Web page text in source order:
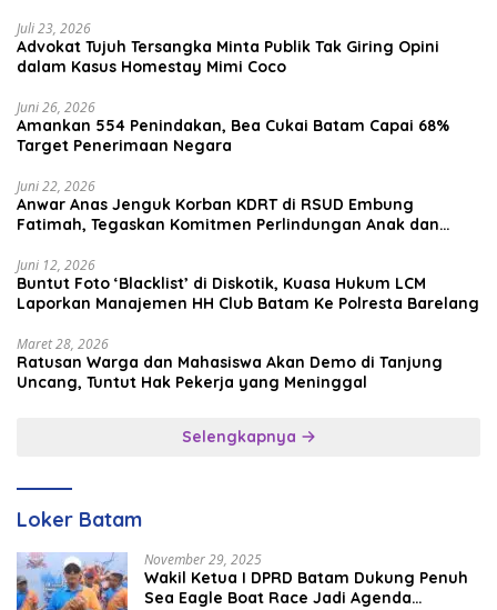
Juli 23, 2026
Advokat Tujuh Tersangka Minta Publik Tak Giring Opini
dalam Kasus Homestay Mimi Coco
Juni 26, 2026
Amankan 554 Penindakan, Bea Cukai Batam Capai 68%
Target Penerimaan Negara
Juni 22, 2026
Anwar Anas Jenguk Korban KDRT di RSUD Embung
Fatimah, Tegaskan Komitmen Perlindungan Anak dan
Juni 12, 2026
Buntut Foto ‘Blacklist’ di Diskotik, Kuasa Hukum LCM
Laporkan Manajemen HH Club Batam Ke Polresta Barelang
Maret 28, 2026
Ratusan Warga dan Mahasiswa Akan Demo di Tanjung
Uncang, Tuntut Hak Pekerja yang Meninggal
Selengkapnya
Loker Batam
November 29, 2025
Wakil Ketua I DPRD Batam Dukung Penuh
Sea Eagle Boat Race Jadi Agenda